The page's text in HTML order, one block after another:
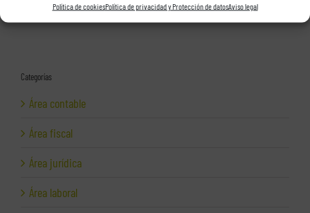
Política de cookiesPolítica de privacidad y Protección de datosAviso legal
Categorías
Área contable
Área fiscal
Área jurídica
Área laboral